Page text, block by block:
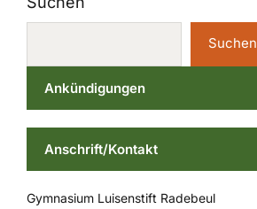
Suchen
Ankündigungen
Anschrift/Kontakt
Gymnasium Luisenstift Radebeul